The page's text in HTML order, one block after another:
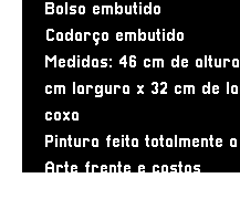
Bolso embutido
Cadarço embutido
Medidas: 46 cm de
cm largura x 32 cm de
coxa
Pintura feita totalmente a
Arte frente e costas